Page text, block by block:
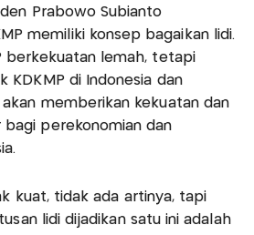
Prabowo Subianto
memiliki konsep bagaikan lidi.
berkekuatan lemah, tetapi
KDKMP di Indonesia dan
memberikan kekuatan dan
perekonomian dan
kuat, tidak ada artinya, tapi
lidi dijadikan satu ini adalah